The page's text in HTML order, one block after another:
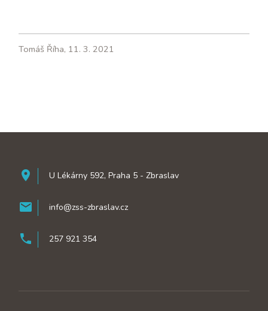
Tomáš Říha, 11. 3. 2021
room U Lékárny 592, Praha 5 - Zbraslav
mail info@zss-zbraslav.cz
phone 257 921 354